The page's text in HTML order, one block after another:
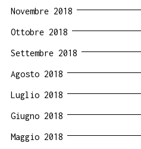
Novembre 2018
Ottobre 2018
Settembre 2018
Agosto 2018
Luglio 2018
Giugno 2018
Maggio 2018